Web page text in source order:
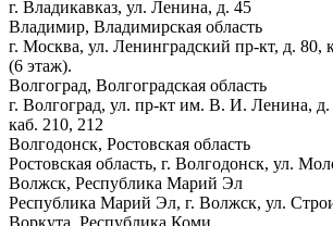
г. Владикавказ, ул. Ленина, д. 45
Владимир, Владимирская область
г. Москва, ул. Ленинградский пр-кт, д. 80,
(6 этаж).
Волгоград, Волгоградская область
г. Волгоград, ул. пр-кт им. В. И. Ленина, д.
каб. 210, 212
Волгодонск, Ростовская область
Ростовская область, г. Волгодонск, ул.
Волжск, Республика Марий Эл
Республика Марий Эл, г. Волжск, ул.
Воркута, Республика Коми